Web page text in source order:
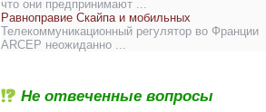
что они предпринимают ...
Равноправие Скайпа и мобильных
Телекоммуникационный регулятор во Франции
ARCEP неожиданно ...
Не отвеченные вопросы